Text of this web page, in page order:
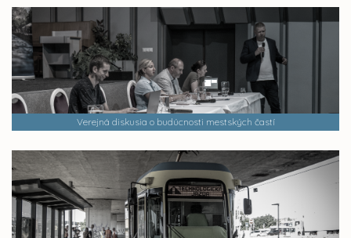
Verejná diskusia o budúcnosti mestských častí